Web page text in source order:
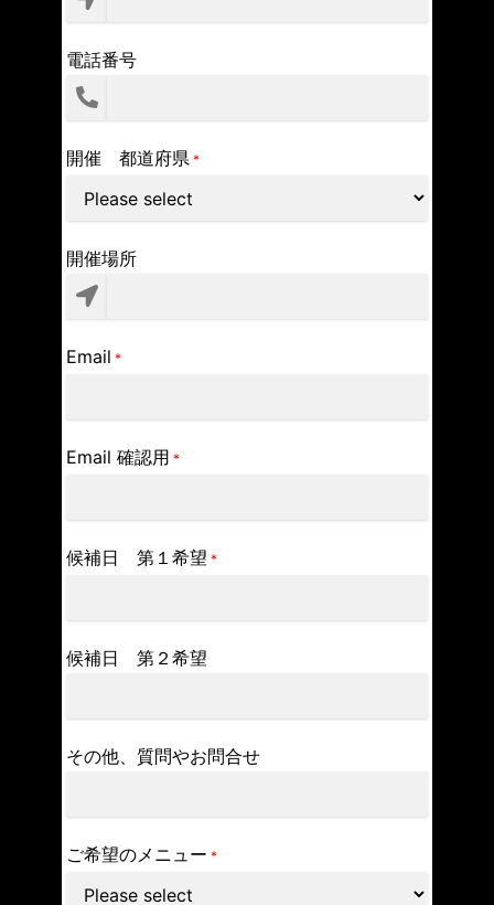
電話番号
開催 都道府県 *
開催場所
Email *
Email 確認用 *
候補日 第１希望 *
候補日 第２希望
その他、質問やお問合せ
ご希望のメニュー *